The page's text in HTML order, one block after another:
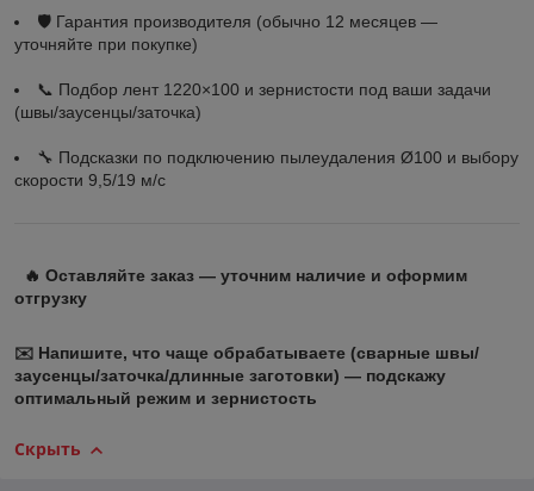
🛡 Гарантия производителя (обычно 12 месяцев —
уточняйте при покупке)
📞 Подбор лент 1220×100 и зернистости под ваши задачи
(швы/заусенцы/заточка)
🔧 Подсказки по подключению пылеудаления Ø100 и выбору
скорости 9,5/19 м/с
🔥 Оставляйте заказ — уточним наличие и оформим
отгрузку
✉️ Напишите, что чаще обрабатываете (сварные швы/
заусенцы/заточка/длинные заготовки) — подскажу
оптимальный режим и зернистость
Скрыть